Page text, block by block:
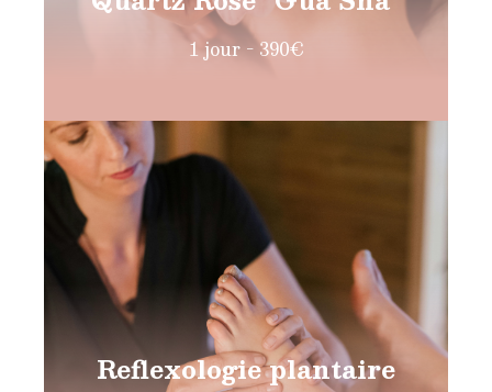
1 jour - 390€
Reflexologie plantaire